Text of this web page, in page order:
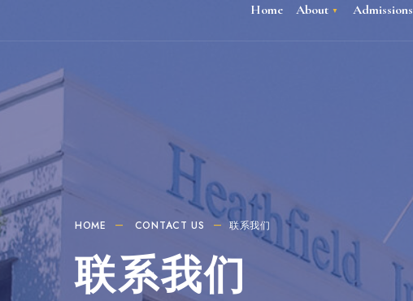
Home About Admissions
HOME CONTACT US 联系我们
联系我们